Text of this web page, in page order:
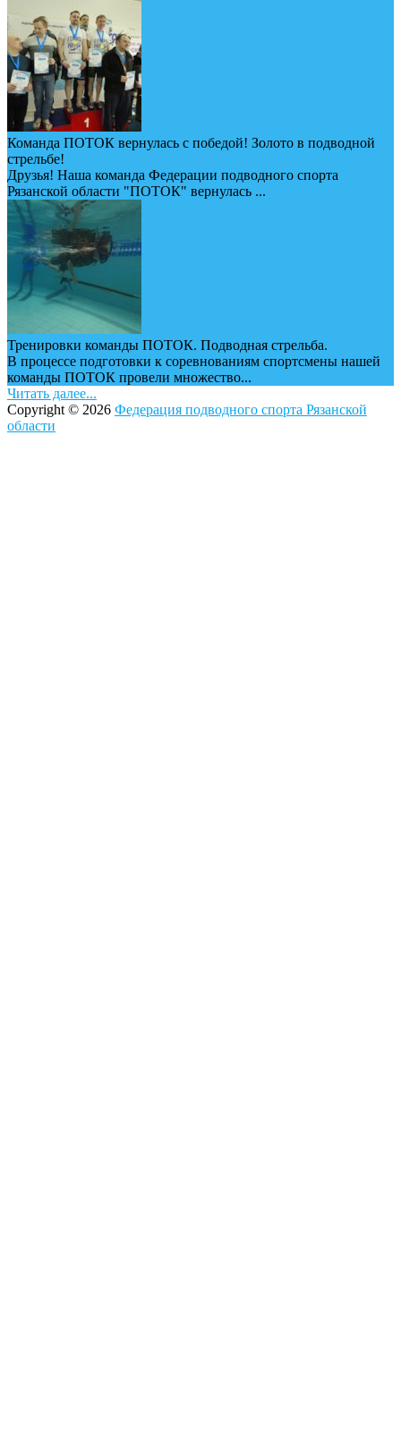
Команда ПОТОК вернулась с победой! Золото в подводной
стрельбе!
Друзья! Наша команда Федерации подводного спорта
Рязанской области "ПОТОК" вернулась ...
Тренировки команды ПОТОК. Подводная стрельба.
В процессе подготовки к соревнованиям спортсмены нашей
команды ПОТОК провели множество...
Читать далее...
Copyright © 2026 Федерация подводного спорта Рязанской
области